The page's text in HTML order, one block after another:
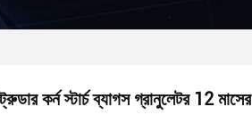
কর্ন স্টার্চ ব্যাগস গ্রানুলেটর 12 মাসের